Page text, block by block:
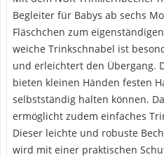
Begleiter für Babys ab sechs
Fläschchen zum
weiche Trinkschnabel ist
und erleichtert den Übergang.
bieten kleinen Händen festen
selbstständig halten können.
ermöglicht zudem einfaches
Dieser leichte und robuste
wird mit einer praktischen